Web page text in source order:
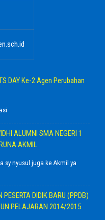
DAY Ke-2 Agen Perubahan
ALUMNI SMA NEGERI 1
AKMIL
sy nyusul juga ke Akmil ya
PESERTA DIDIK BARU (PPDB)
PELAJARAN 2014/2015